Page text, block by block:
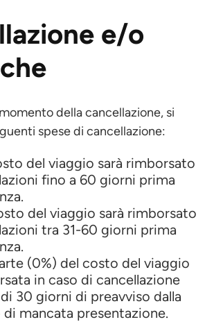
e/o
della cancellazione, si
spese di cancellazione:
del viaggio sarà rimborsato
fino a 60 giorni prima
del viaggio sarà rimborsato
tra 31-60 giorni prima
(0%) del costo del viaggio
in caso di cancellazione
30 giorni di preavviso dalla
di mancata presentazione.